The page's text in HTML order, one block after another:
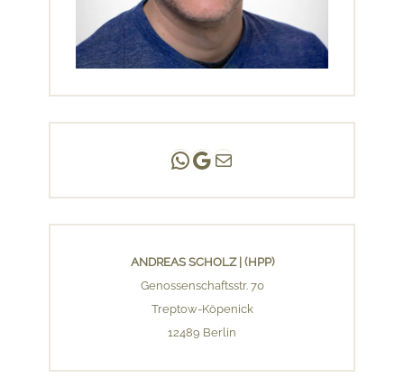
Andreas Scholz | (HPP)
Praxis Adlershof
E-Mail an mich ...
ANDREAS SCHOLZ | (HPP)
Genossenschaftsstr. 70
Treptow-Köpenick
12489 Berlin